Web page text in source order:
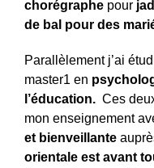
chorégraphe pour
de bal pour des
Parallèlement j’ai
master1 en
l’éducation. Ces
mon enseignement
et bienveillante
orientale est avant